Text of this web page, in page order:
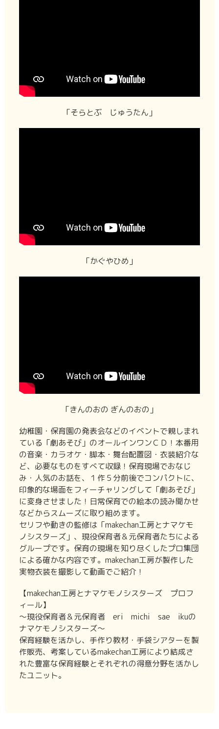
「そらとぶ じゅうたん」
「かぐやひめ」
「きんのおの ぎんのおの」
幼稚園・保育園の発表会などのイベントで親しまれ
ている「劇あそび」のオールインワンＣＤ！本番用
の音楽・カラオケ・脚本・舞台配置図・衣装紹介な
ど、必要なものをすべて収録！保育現場でおなじ
み・人気のお話を、１作５分前後でコンパクトに、
印象的な場面をフィーチャリングして「劇あそび」
に変身させました！日常保育での絵本の読み聞かせ
などからスムーズに取り組めます。
セリフや動きの監修は「makechan工房とナマケモ
ノシスターズ」、現役保育者＆元保育者たちによる
グループです。保育の現場を知り尽くしたプロ集団
による確かな内容です。makechan工房が製作した
実物衣装を撮影して動画でご紹介！
【makechan工房とナマケモノシスターズ プロフ
ィール】
〜現役保育者＆元保育者 eri michi sae ikuの
ナマケモノシスターズ〜
保育経験を活かし、手作り教材・手袋シアターを製
作販売、考案しているmakechan工房により結成さ
れた豊富な保育経験とそれぞれの得意分野を活かし
たユニット。